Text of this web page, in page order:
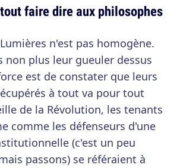
faire dire aux philosophes
n'est pas homogène.
non plus leur gueuler dessus
est de constater que leurs
à tout va pour tout
de la Révolution, les tenants
comme les défenseurs d'une
(c'est un peu
passons) se référaient à